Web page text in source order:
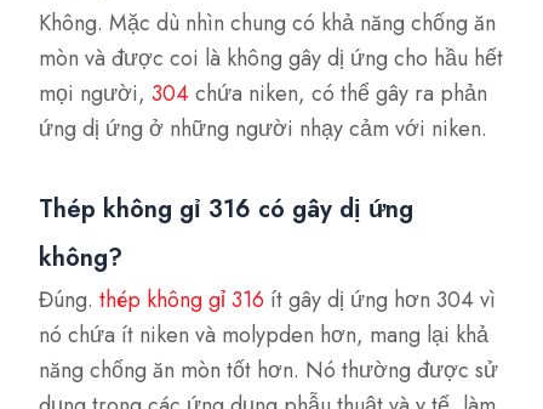
Không. Mặc dù nhìn chung có khả năng chống ăn
mòn và được coi là không gây dị ứng cho hầu hết
mọi người,304chứa niken, có thể gây ra phản
ứng dị ứng ở những người nhạy cảm với niken.
Thép không gỉ 316 có gây dị ứng
không?
Đúng.thép không gỉ 316 ít gây dị ứng hơn 304 vì
nó chứa ít niken và molypden hơn, mang lại khả
năng chống ăn mòn tốt hơn. Nó thường được sử